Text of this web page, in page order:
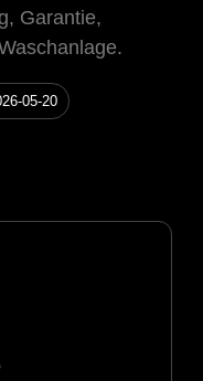
Garantie,
05-20